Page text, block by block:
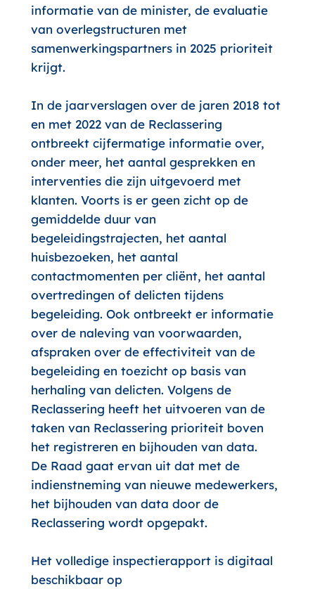
informatie van de minister, de evaluatie
van overlegstructuren met
samenwerkingspartners in 2025 prioriteit
krijgt.
In de jaarverslagen over de jaren 2018 tot
en met 2022 van de Reclassering
ontbreekt cijfermatige informatie over,
onder meer, het aantal gesprekken en
interventies die zijn uitgevoerd met
klanten. Voorts is er geen zicht op de
gemiddelde duur van
begeleidingstrajecten, het aantal
huisbezoeken, het aantal
contactmomenten per cliënt, het aantal
overtredingen of delicten tijdens
begeleiding. Ook ontbreekt er informatie
over de naleving van voorwaarden,
afspraken over de effectiviteit van de
begeleiding en toezicht op basis van
herhaling van delicten. Volgens de
Reclassering heeft het uitvoeren van de
taken van Reclassering prioriteit boven
het registreren en bijhouden van data.
De Raad gaat ervan uit dat met de
indienstneming van nieuwe medewerkers,
het bijhouden van data door de
Reclassering wordt opgepakt.
Het volledige inspectierapport is digitaal
beschikbaar op